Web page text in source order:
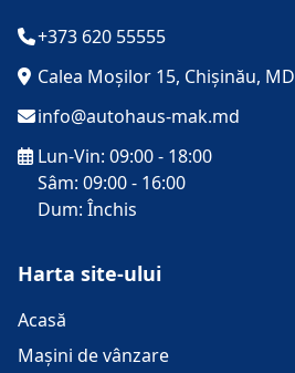
+373 620 55555
Calea Moșilor 15, Chișinău, MD
info@autohaus-mak.md
Lun-Vin: 09:00 - 18:00
Sâm: 09:00 - 16:00
Dum: Închis
Harta site-ului
Acasă
Mașini de vânzare